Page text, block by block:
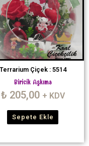
Terrarium Çiçek : 5514
Biricik Aşkıma
₺ 205,00 + KDV
Sepete Ekle